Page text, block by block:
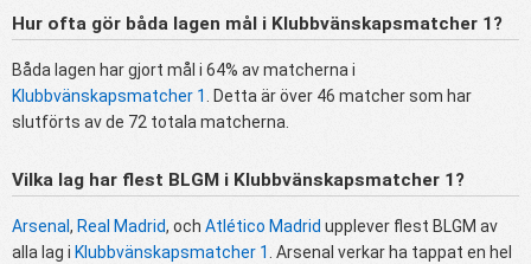
Hur ofta gör båda lagen mål i Klubbvänskapsmatcher 1?
Båda lagen har gjort mål i 64% av matcherna i
Klubbvänskapsmatcher 1
. Detta är över 46 matcher som har
slutförts av de 72 totala matcherna.
Vilka lag har flest BLGM i Klubbvänskapsmatcher 1?
Arsenal, Real Madrid, och Atlético Madrid upplever flest BLGM av
alla lag i Klubbvänskapsmatcher 1. Arsenal verkar ha tappat en hel